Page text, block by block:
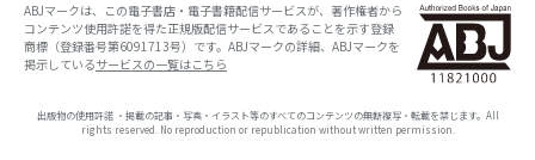
ABJマークは、この電子書店・電子書籍配信サービスが、著作権者から
コンテンツ使用許諾を得た正規版配信サービスであることを示す登録
商標（登録番号第6091713号）です。ABJマークの詳細、ABJマークを
掲示しているサービスの一覧はこちら
出版物の使用許諾 ・掲載の記事・写真・イラスト等のすべてのコンテンツの無断複写・転載を禁じます。All
rights reserved. No reproduction or republication without written permission.